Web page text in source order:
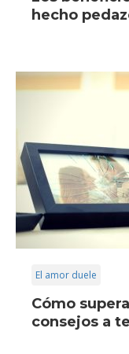
hecho
El amor duele
Cómo
consejos a